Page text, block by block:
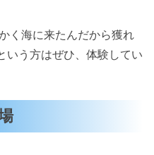
く海に来たんだから獲れ
いう方はぜひ、体験してい